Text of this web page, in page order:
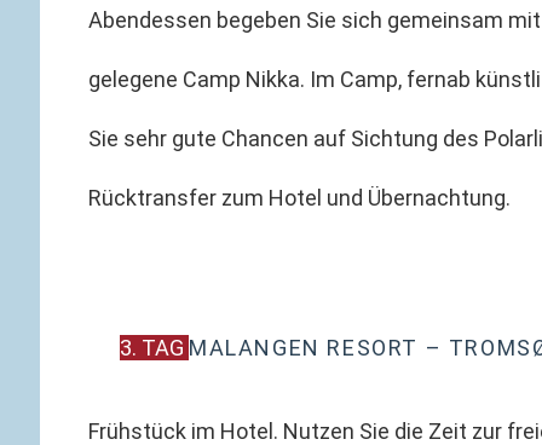
Abendessen begeben Sie sich gemeinsam
gelegene Camp Nikka. Im Camp, fernab
Sie sehr gute Chancen auf Sichtung des
Rücktransfer zum Hotel und Übernachtung.
3. TAG MALANGEN RESORT –
Frühstück im Hotel. Nutzen Sie die Zeit zur